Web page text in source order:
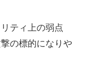
ティ上の弱点
の標的になりや